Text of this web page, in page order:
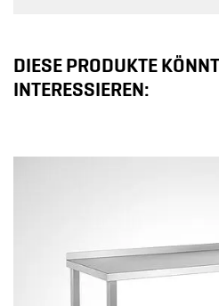
DIESE PRODUKTE
INTERESSIEREN: